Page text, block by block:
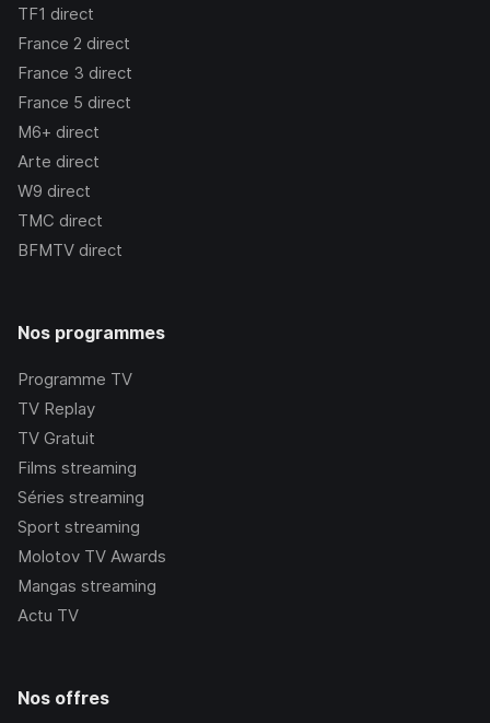
TF1 direct
France 2 direct
France 3 direct
France 5 direct
M6+ direct
Arte direct
W9 direct
TMC direct
BFMTV direct
Nos programmes
Programme TV
TV Replay
TV Gratuit
Films streaming
Séries streaming
Sport streaming
Molotov TV Awards
Mangas streaming
Actu TV
Nos offres